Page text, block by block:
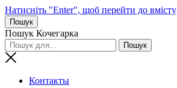
Натисніть "Enter", щоб перейти до вмісту
Пошук
Пошук Кочегарка
Контакты